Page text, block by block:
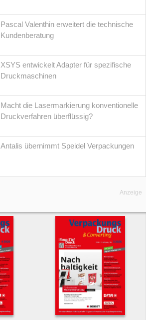
Pascal Valenthin erweitert die technische
Kundenberatung
XSYS entwickelt Adapter für spezifische
Druckmaschinen
Macht die Lasermarkierung konventionelle
Druckverfahren überflüssig?
Antalis übernimmt Speidel Verpackungen
Anzeige